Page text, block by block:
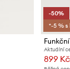
-50%
*-5 % s
Aktuální
899 Kč